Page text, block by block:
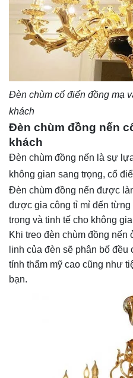
Đèn chùm cổ điển đồng mạ
khách
Đèn chùm đồng nến
khách
Đèn chùm đồng nến là sự
không gian sang trọng, cổ
Đèn chùm đồng nến được
được gia công tỉ mỉ đến
trọng và tinh tế cho không
Khi treo đèn chùm đồng
linh của đèn sẽ phân bố
tính thẩm mỹ cao cũng như
bạn.